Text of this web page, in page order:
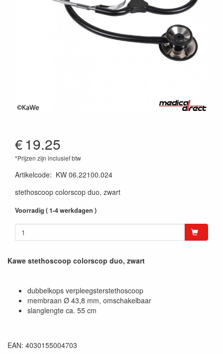
€19.25
*Prijzen zijn inclusief btw
Artikelcode: KW 06.22100.024
stethoscoop colorscop duo, zwart
Voorradig ( 1-4 werkdagen )
Kawe stethoscoop colorscop duo, zwart
dubbelkops verpleegsterstethoscoop
membraan Ø 43,8 mm, omschakelbaar
slanglengte ca. 55 cm
EAN: 4030155004703